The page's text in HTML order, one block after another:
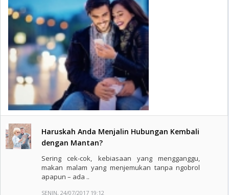
Haruskah Anda Menjalin Hubungan Kembali
dengan Mantan?
Sering cek-cok, kebiasaan yang mengganggu,
makan malam yang menjemukan tanpa ngobrol
apapun – ada ..
SENIN, 24/07/2017 19:12